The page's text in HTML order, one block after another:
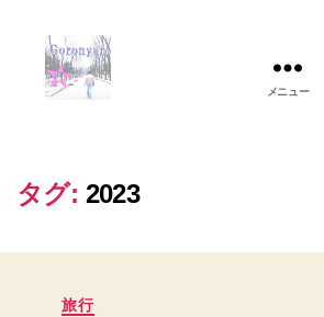
マ
イ
ド
音
メニュー
タグ: 2023
カ
旅行